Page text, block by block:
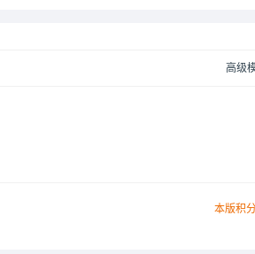
高级
本版积